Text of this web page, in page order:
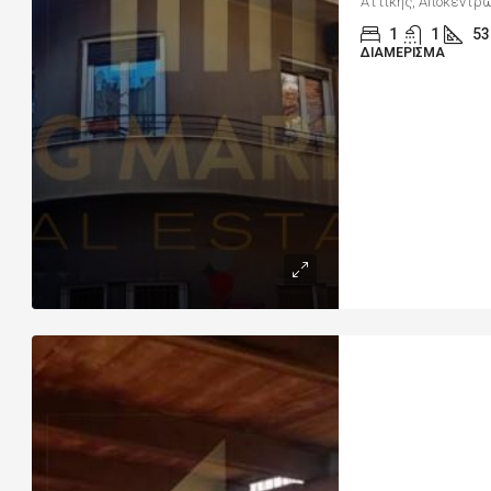
1 1 53
ΔΙΑΜΈΡΙΣΜΑ